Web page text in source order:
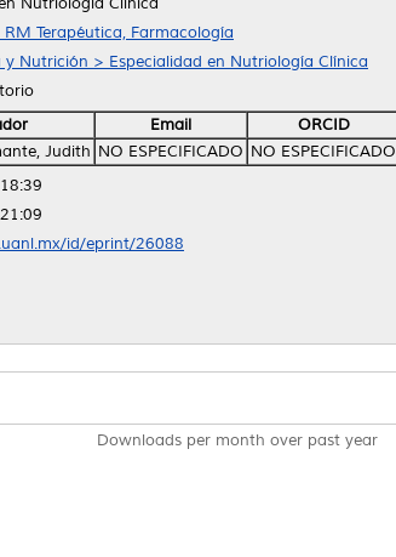
Terapéutica, Farmacología
y Nutrición > Especialidad en Nutriología Clínica
Email
ORCID
Judith NO ESPECIFICADO NO ESPECIFICADO
id/eprint/26088
Downloads per month over past year